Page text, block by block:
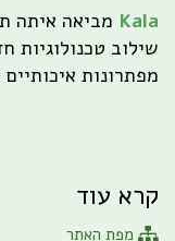
Kala מביאה איתה
שילוב
מפתרונות
קרא עוד
מפת האתר